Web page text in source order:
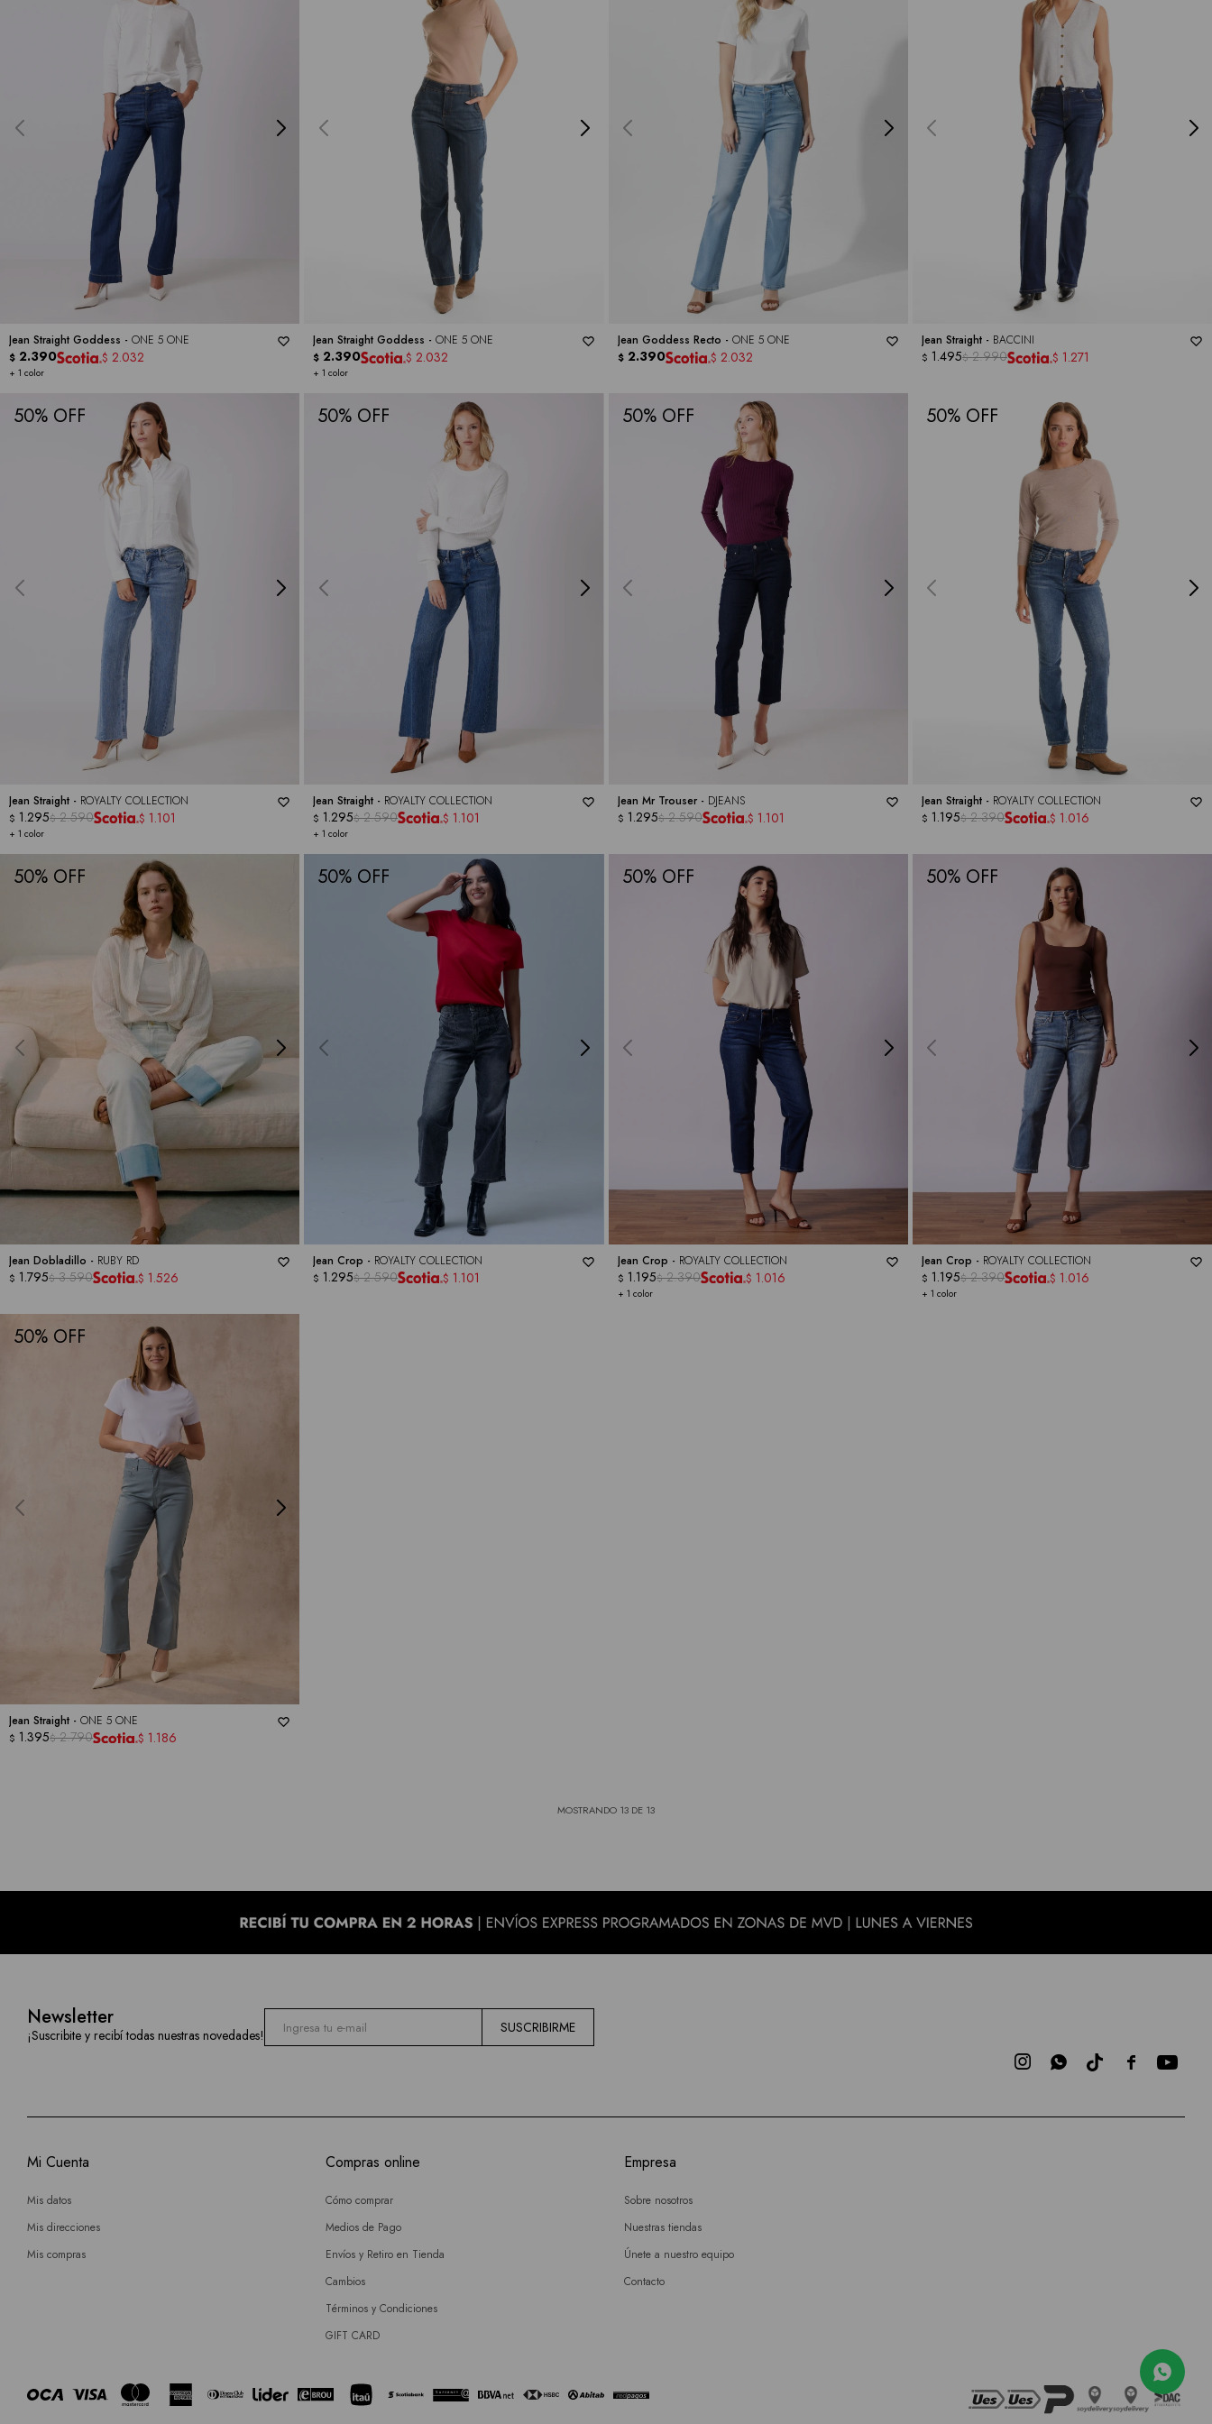
Jean Straight Goddess - ONE 5 ONE
+ 1 color
$ 2.390 $ 2.032
Jean Straight Goddess -ONE 5 ONE
+ 1 color
$ 2.390 $ 2.032
Jean Goddess Recto - ONE 5 ONE
$ 2.390 $ 2.032
Jean Straight - BACCINI
$ 1.495$ 2.990 $ 1.271
50
Jean Straight - ROYALTY COLLECTION
+ 1 color
$ 1.295$ 2.590 $ 1.101
50
Jean Straight - ROYALTY COLLECTION
+ 1 color
$ 1.295$ 2.590 $ 1.101
50
Jean Mr Trouser - DJEANS
$ 1.295$ 2.590 $ 1.101
50
Jean Straight - ROYALTY COLLECTION
$ 1.195$ 2.390 $ 1.016
50
Jean Dobladillo - RUBY RD
$ 1.795$ 3.590 $ 1.526
50
Jean Crop - ROYALTY COLLECTION
$ 1.295$ 2.590 $ 1.101
50
Jean Crop - ROYALTY COLLECTION
+ 1 color
$ 1.195$ 2.390 $ 1.016
50
Jean Crop - ROYALTY COLLECTION
+ 1 color
$ 1.195$ 2.390 $ 1.016
50
Jean Straight - ONE 5 ONE
$ 1.395$ 2.790 $ 1.186
MOSTRANDO 13 DE 13
Newsletter
¡Suscribite y recibí todas nuestras novedades! SUSCRIBIRME

 
Mi Cuenta
Mis datos
Mis direcciones
Mis compras
Compras online
Cómo comprar
Medios de Pago
Envíos y Retiro en Tienda
Cambios
Términos y Condiciones
GIFT CARD
Empresa
Sobre nosotros
Nuestras tiendas
Únete a nuestro equipo
Contacto